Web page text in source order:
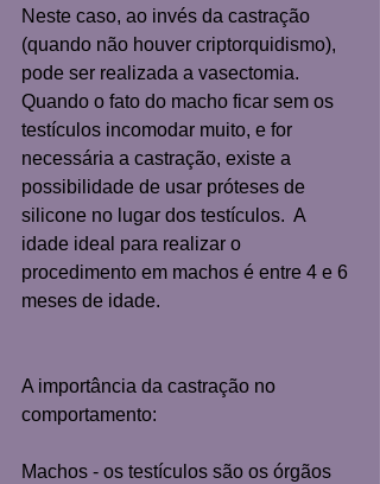
Neste caso, ao invés da castração
(quando não houver criptorquidismo),
pode ser realizada a vasectomia.
Quando o fato do macho ficar sem os
testículos incomodar muito, e for
necessária a castração, existe a
possibilidade de usar próteses de
silicone no lugar dos testículos.  A
idade ideal para realizar o
procedimento em machos é entre 4 e 6
meses de idade.
A importância da castração no
comportamento:
Machos - os testículos são os órgãos